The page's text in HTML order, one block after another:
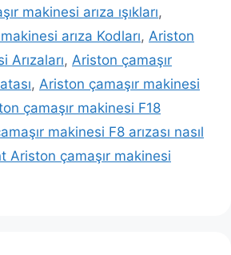
makinesi arıza ışıkları,
arıza Kodları, Ariston
Arızaları, Ariston çamaşır
, Ariston çamaşır makinesi
çamaşır makinesi F18
makinesi F8 arızası nasıl
Ariston çamaşır makinesi